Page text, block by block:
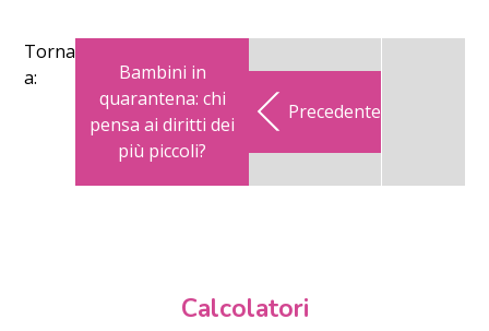
Torna
a:
Bambini in
quarantena: chi
pensa ai diritti dei
più piccoli?
Precedente
Calcolatori